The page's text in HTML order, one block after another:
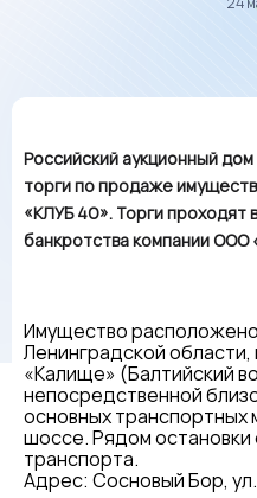
Российский аукционный
торги по продаже
«КЛУБ 40». Торги проходят
банкротства компании ООО
Имущество
Ленинградской
«Калище» (Балтийский
непосредственной
основных транспортных
шоссе. Рядом
транспорта.
Адрес: Сосновый Бор, ул.